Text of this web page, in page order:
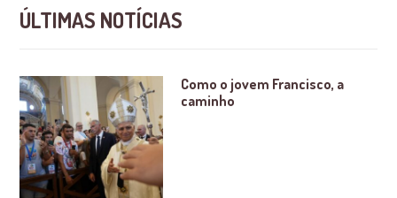
ÚLTIMAS NOTÍCIAS
Como o jovem Francisco, a
caminho